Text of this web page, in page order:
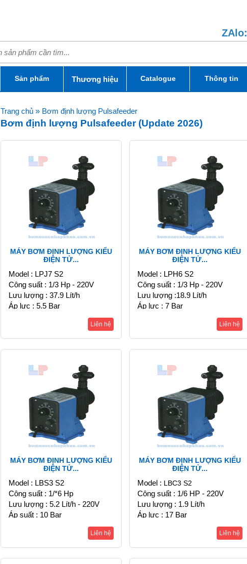
ZAlo:
Sản phẩm Thương hiệu Catalogue Thông tin
Trang chủ » Bơm định lượng Pulsafeeder
Bơm định lượng Pulsafeeder (Update 2026)
MÁY BƠM ĐỊNH LƯỢNG KIỂU
ĐIỆN TỬ...
Model : LPJ7 S2
Công suất : 1/3 Hp - 220V
Lưu lượng : 37.9 Lít/h
Áp lực : 5.5 Bar
Liên hệ
MÁY BƠM ĐỊNH LƯỢNG KIỂU
ĐIỆN TỬ...
Model : LPH6 S2
Công suất : 1/3 Hp - 220V
Lưu lượng :18.9 Lít/h
Áp lực : 7 Bar
Liên hệ
MÁY BƠM ĐỊNH LƯỢNG KIỂU
ĐIỆN TỬ...
Model : LBS3 S2
Công suất : 1/*6 Hp
Lưu lượng : 5.2 Lít/h - 220V
Áp suất : 10 Bar
Liên hệ
MÁY BƠM ĐỊNH LƯỢNG KIỂU
ĐIỆN TỬ...
Model : LBC3 S2
Công suất : 1/6 HP - 220V
Lưu lượng : 1.9 Lít/h
Áp lực : 17 Bar
Liên hệ